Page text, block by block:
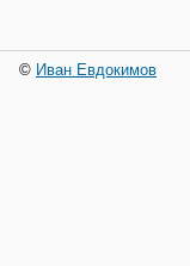
© Иван Евдокимов